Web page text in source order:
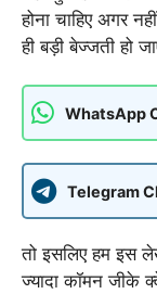
होना चाहिए अगर
ही बड़ी बेज्जती हो
WhatsApp
Telegram
तो इसलिए हम इस
ज्यादा कॉमन जीके